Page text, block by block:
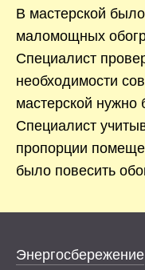
В мастерской
маломощных
Специалист
необходимости
мастерской
Специалист
пропорции
было повесить
Энергосбережение